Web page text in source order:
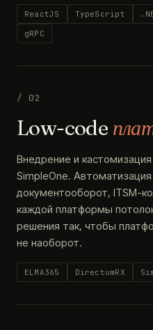
ReactJS TypeScript
gRPC
/ 02
Low-code
Внедрение и
SimpleOne.
документооборот, ITSM-
каждой платформы
решения так, чтобы
не наоборот.
ELMA365 DirectumRX